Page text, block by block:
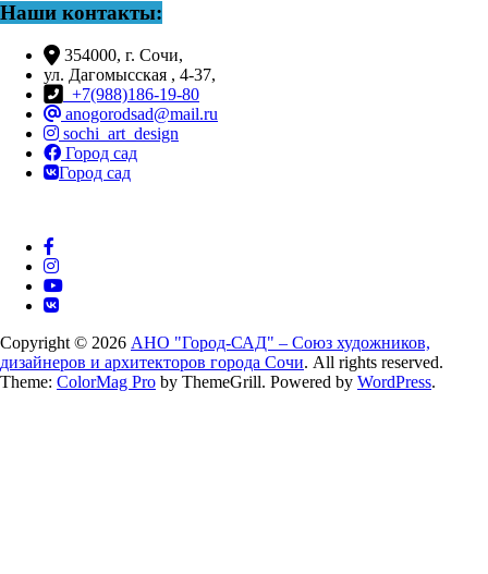
Наши контакты:
354000, г. Сочи,
ул. Дагомысская , 4-37,
+7(988)186-19-80
anogorodsad@mail.ru
sochi_art_design
Город сад
Город сад
Copyright © 2026 АНО "Город-САД" – Союз художников,
дизайнеров и архитекторов города Сочи. All rights reserved.
Theme: ColorMag Pro by ThemeGrill. Powered by WordPress.